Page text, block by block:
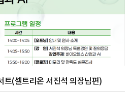
(셀트리온 서진석 의장님편)